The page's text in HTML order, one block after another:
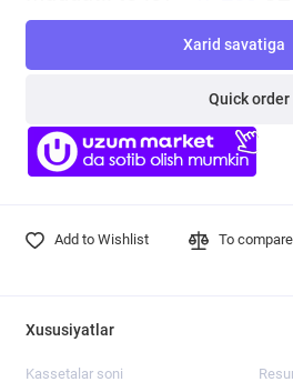
Xarid savatiga
Quick order
Add to Wishlist To compare
Xususiyatlar
Kassetalar soni